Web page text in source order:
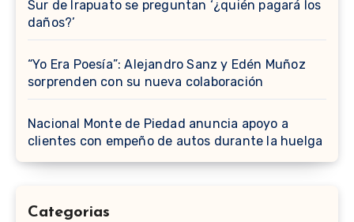
Sur de Irapuato se preguntan ‘¿quién pagará los
daños?’
“Yo Era Poesía”: Alejandro Sanz y Edén Muñoz
sorprenden con su nueva colaboración
Nacional Monte de Piedad anuncia apoyo a
clientes con empeño de autos durante la huelga
Categorias